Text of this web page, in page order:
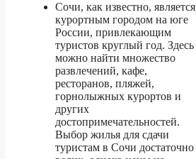
Сочи, как известно, является
курортным городом на юге
России, привлекающим
туристов круглый год. Здесь
можно найти множество
развлечений, кафе,
ресторанов, пляжей,
горнолыжных курортов и
других
достопримечательностей.
Выбор жилья для сдачи
туристам в Сочи достаточно